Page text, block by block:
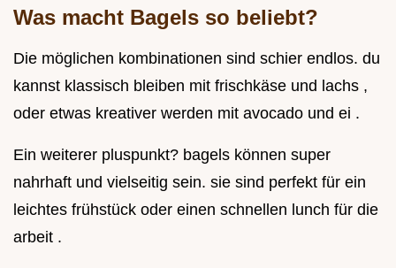
Was macht Bagels so beliebt?
Die möglichen kombinationen sind schier endlos. du
kannst klassisch bleiben mit frischkäse und lachs ,
oder etwas kreativer werden mit avocado und ei .
Ein weiterer pluspunkt? bagels können super
nahrhaft und vielseitig sein. sie sind perfekt für ein
leichtes frühstück oder einen schnellen lunch für die
arbeit .